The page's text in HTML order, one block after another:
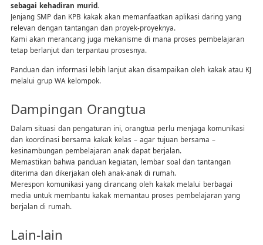
sebagai kehadiran murid.
Jenjang SMP dan KPB kakak akan memanfaatkan aplikasi daring yang
relevan dengan tantangan dan proyek-proyeknya.
Kami akan merancang juga mekanisme di mana proses pembelajaran
tetap berlanjut dan terpantau prosesnya.
Panduan dan informasi lebih lanjut akan disampaikan oleh kakak atau KJ
melalui grup WA kelompok.
Dampingan Orangtua
Dalam situasi dan pengaturan ini, orangtua perlu menjaga komunikasi
dan koordinasi bersama kakak kelas – agar tujuan bersama –
kesinambungan pembelajaran anak dapat berjalan.
Memastikan bahwa panduan kegiatan, lembar soal dan tantangan
diterima dan dikerjakan oleh anak-anak di rumah.
Merespon komunikasi yang dirancang oleh kakak melalui berbagai
media untuk membantu kakak memantau proses pembelajaran yang
berjalan di rumah.
Lain-lain